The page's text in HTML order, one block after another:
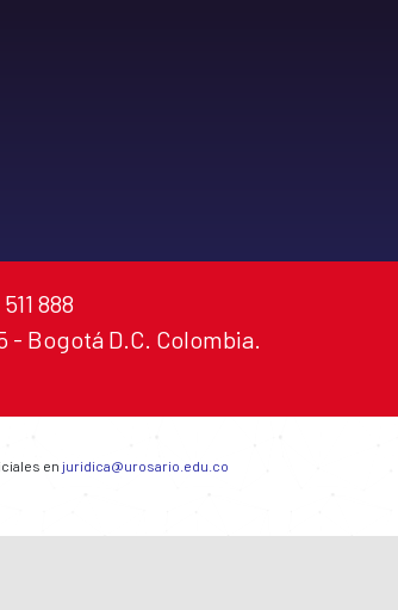
888
- Bogotá D.C. Colombia.
en juridica@urosario.edu.co